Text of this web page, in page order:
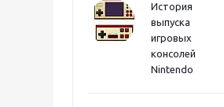
История
выпуска
игровых
консолей
Nintendo
Onimusha: Way of the
Sword PS5